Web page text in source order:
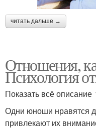
читать дальше →
Отношения,
Психология
Показать всё описание
Одни юноши нравятся
привлекают их